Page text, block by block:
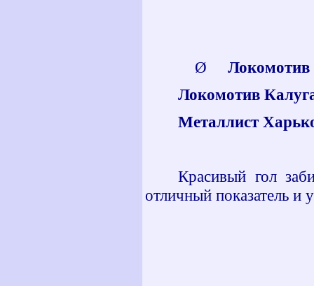
Ø
Локомотив
Локомотив
Металлист
Красивый гол
отличный показатель